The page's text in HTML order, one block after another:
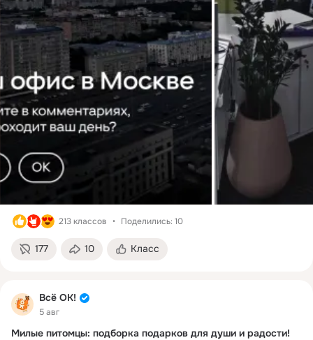
213 классов Поделились: 10
177 10 Класс
Всё ОК!
5 авг
Милые питомцы: подборка подарков для души и радости!